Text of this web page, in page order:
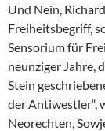
Und Nein,
Freiheitsbegriff,
Sensorium für
neunziger Jahre,
Stein
der Antiwestler“,
Neorechten,